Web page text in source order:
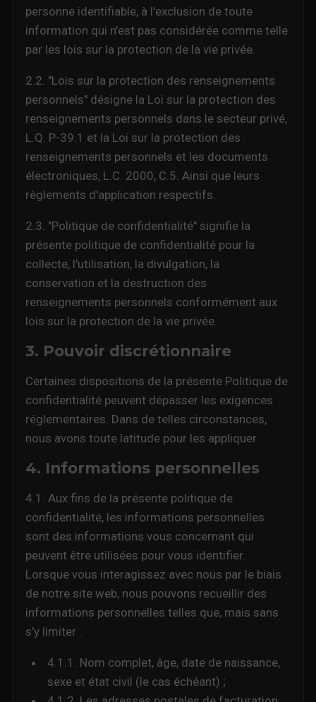
personne identifiable, à l'exclusion de toute
information qui n'est pas considérée comme telle
par les lois sur la protection de la vie privée.
2.2. "Lois sur la protection des renseignements
personnels" désigne la Loi sur la protection des
renseignements personnels dans le secteur privé,
L.Q. P-39.1 et la Loi sur la protection des
renseignements personnels et les documents
électroniques, L.C. 2000, C.5. Ainsi que leurs
règlements d'application respectifs.
2.3. "Politique de confidentialité" signifie la
présente politique de confidentialité pour la
collecte, l'utilisation, la divulgation, la
conservation et la destruction des
renseignements personnels conformément aux
lois sur la protection de la vie privée.
3. Pouvoir discrétionnaire
Certaines dispositions de la présente Politique de
confidentialité peuvent dépasser les exigences
réglementaires. Dans de telles circonstances,
nous avons toute latitude pour les appliquer.
4. Informations personnelles
4.1. Aux fins de la présente politique de
confidentialité, les informations personnelles
sont des informations vous concernant qui
peuvent être utilisées pour vous identifier.
Lorsque vous interagissez avec nous par le biais
de notre site web, nous pouvons recueillir des
informations personnelles telles que, mais sans
s'y limiter :
4.1.1. Nom complet, âge, date de naissance,
sexe et état civil (le cas échéant) ;